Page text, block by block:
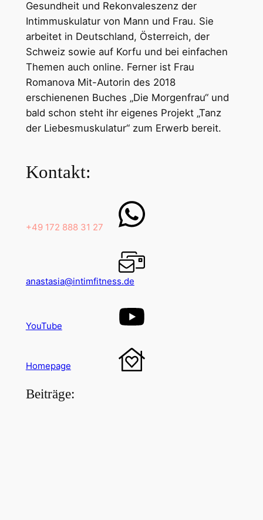
Gesundheit und Rekonvaleszenz der
Intimmuskulatur von Mann und Frau. Sie
arbeitet in Deutschland, Österreich, der
Schweiz sowie auf Korfu und bei einfachen
Themen auch online. Ferner ist Frau
Romanova Mit-Autorin des 2018
erschienenen Buches „Die Morgenfrau“ und
bald schon steht ihr eigenes Projekt „Tanz
der Liebesmuskulatur“ zum Erwerb bereit.
Kontakt:
+49 172 888 31 27
anastasia@intimfitness.de
YouTube
Homepage
Beiträge: